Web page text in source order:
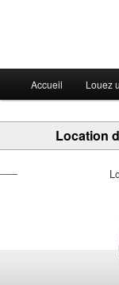
Aller au contenu
Aller au contenu
Accueil Louez
Location